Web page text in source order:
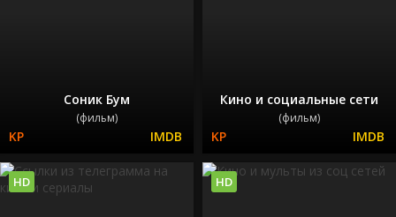
Соник Бум
(фильм)
Кино и социальные сети
(фильм)
HD HD